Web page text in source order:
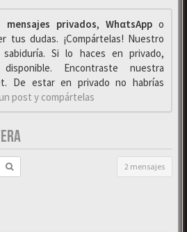
mensajes privados, WhαtsAppo
tus dudas. ¡Compártelas! Nuestro
Si lo haces en privado,
Encontraste nuestra
De estar en privado no habrías
post y compártelas
2 mensajes